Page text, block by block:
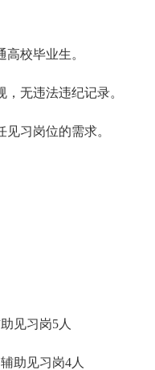
高校毕业生。
无违法违纪记录。
习岗位的需求。
辅助见习岗5人
辅助见习岗4人